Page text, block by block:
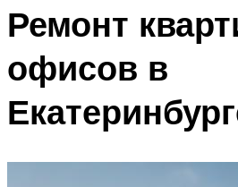
Ремонт
офисов в